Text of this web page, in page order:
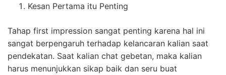
Kesan Pertama itu Penting
Tahap first impression sangat penting karena hal ini
sangat berpengaruh terhadap kelancaran kalian saat
pendekatan. Saat kalian chat gebetan, maka kalian
harus menunjukkan sikap baik dan seru buat